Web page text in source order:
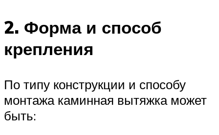
2. Форма и способ
крепления
По типу конструкции и способу
монтажа каминная вытяжка может
быть: